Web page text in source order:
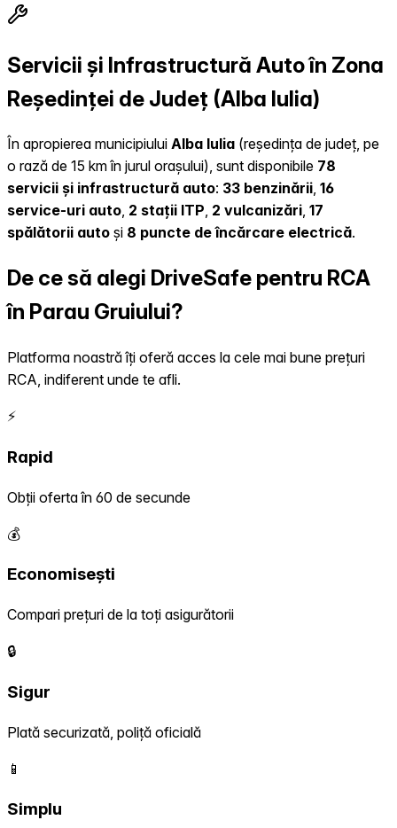
Servicii și Infrastructură Auto în Zona
Reședinței de Județ (Alba Iulia)
În apropierea municipiului Alba Iulia (reședința de județ, pe
o rază de 15 km în jurul orașului), sunt disponibile 78
servicii și infrastructură auto: 33 benzinării, 16
service-uri auto, 2 stații ITP, 2 vulcanizări, 17
spălătorii auto și 8 puncte de încărcare electrică.
De ce să alegi DriveSafe pentru RCA
în Parau Gruiului?
Platforma noastră îți oferă acces la cele mai bune prețuri
RCA, indiferent unde te afli.
⚡
Rapid
Obții oferta în 60 de secunde
💰
Economisești
Compari prețuri de la toți asigurătorii
🔒
Sigur
Plată securizată, poliță oficială
📱
Simplu